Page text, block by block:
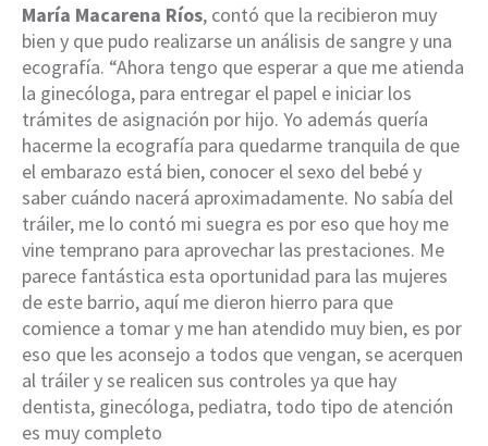
María Macarena Ríos, contó que la recibieron muy
bien y que pudo realizarse un análisis de sangre y una
ecografía. “Ahora tengo que esperar a que me atienda
la ginecóloga, para entregar el papel e iniciar los
trámites de asignación por hijo. Yo además quería
hacerme la ecografía para quedarme tranquila de que
el embarazo está bien, conocer el sexo del bebé y
saber cuándo nacerá aproximadamente. No sabía del
tráiler, me lo contó mi suegra es por eso que hoy me
vine temprano para aprovechar las prestaciones. Me
parece fantástica esta oportunidad para las mujeres
de este barrio, aquí me dieron hierro para que
comience a tomar y me han atendido muy bien, es por
eso que les aconsejo a todos que vengan, se acerquen
al tráiler y se realicen sus controles ya que hay
dentista, ginecóloga, pediatra, todo tipo de atención
es muy completo